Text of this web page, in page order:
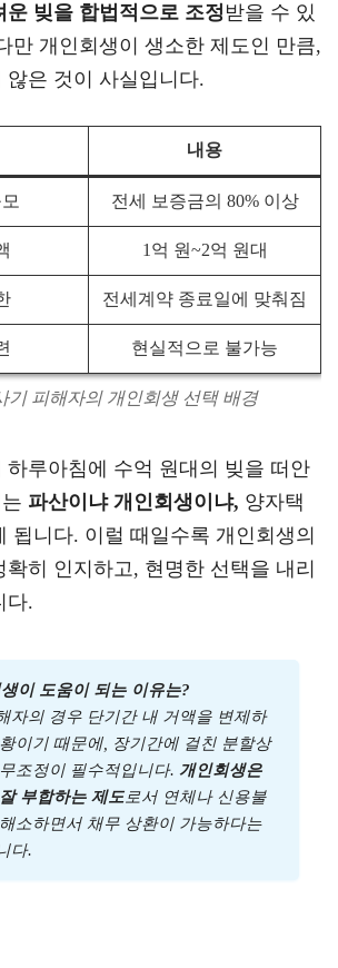
빚을 합법적으로 조정 받을 수 있
만 개인회생이 생소한 제도인 만큼,
않은 것이 사실입니다.
내용
전세 보증금의 80% 이상
1억 원~2억 원대
전세계약 종료일에 맞춰짐
현실적으로 불가능
기 피해자의 개인회생 선택 배경
하루아침에 수억 원대의 빚을 떠안
파산이냐 개인회생이냐, 양자택
됩니다. 이럴 때일수록 개인회생의
히 인지하고, 현명한 선택을 내리
다.
이 도움이 되는 이유는?
자의 경우 단기간 내 거액을 변제하
이기 때문에, 장기간에 걸친 분할상
조정이 필수적입니다. 개인회생은
부합하는 제도로서 연체나 신용불
소하면서 채무 상환이 가능하다는
다.